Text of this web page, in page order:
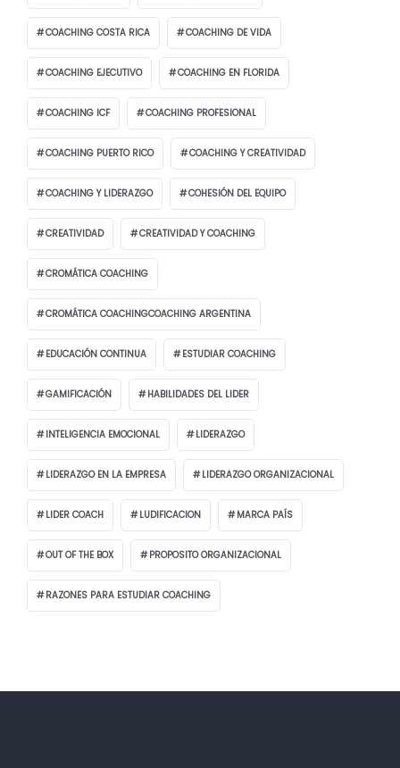
COACHING COSTA RICA COACHING DE VIDA
COACHING EJECUTIVO COACHING EN FLORIDA
COACHING ICF COACHING PROFESIONAL
COACHING PUERTO RICO COACHING Y CREATIVIDAD
COACHING Y LIDERAZGO COHESIÓN DEL EQUIPO
CREATIVIDAD CREATIVIDAD Y COACHING
CROMÁTICA COACHING
CROMÁTICA COACHINGCOACHING ARGENTINA
EDUCACIÓN CONTINUA ESTUDIAR COACHING
GAMIFICACIÓN HABILIDADES DEL LIDER
INTELIGENCIA EMOCIONAL LIDERAZGO
LIDERAZGO EN LA EMPRESA LIDERAZGO ORGANIZACIONAL
LIDER COACH LUDIFICACION MARCA PAÍS
OUT OF THE BOX PROPOSITO ORGANIZACIONAL
RAZONES PARA ESTUDIAR COACHING